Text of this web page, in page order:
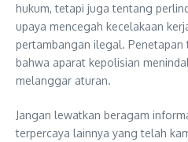
hukum, tetapi juga tentang
upaya mencegah kecelakaan
pertambangan ilegal. Penetapan
bahwa aparat kepolisian
melanggar aturan.
Jangan lewatkan beragam
terpercaya lainnya yang telah